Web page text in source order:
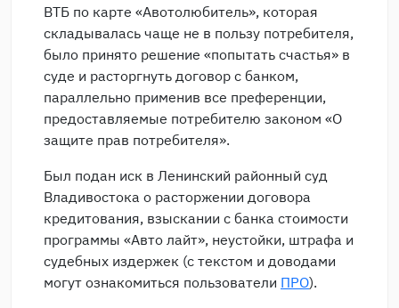
ВТБ по карте «Авотолюбитель», которая
складывалась чаще не в пользу потребителя,
было принято решение «попытать счастья» в
суде и расторгнуть договор с банком,
параллельно применив все преференции,
предоставляемые потребителю законом «О
защите прав потребителя».
Был подан иск в Ленинский районный суд
Владивостока о расторжении договора
кредитования, взыскании с банка стоимости
программы «Авто лайт», неустойки, штрафа и
судебных издержек (с текстом и доводами
могут ознакомиться пользователи ПРО).